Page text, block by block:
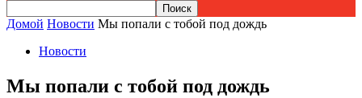
Домой Новости Мы попали с тобой под дождь
Новости
Мы попали с тобой под дождь